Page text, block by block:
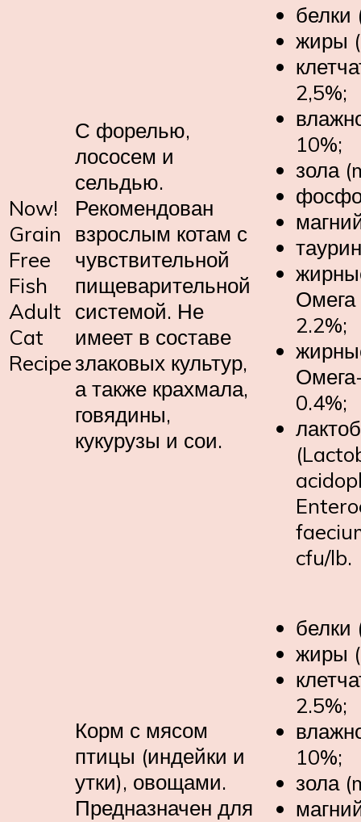
Now!
Grain
Free
Fish
Adult
Cat
Recipe
С форелью,
лососем и
сельдью.
Рекомендован
взрослым котам с
чувствительной
пищеварительной
системой. Не
имеет в составе
злаковых культур,
а также крахмала,
говядины,
кукурузы и сои.
белки
жиры
2,5%;
10%;
зола
Омега
2.2%;
0.4%;
cfu/lb.
Корм с мясом
птицы (индейки и
утки), овощами.
Предназначен для
белки
жиры
2.5%;
10%;
зола